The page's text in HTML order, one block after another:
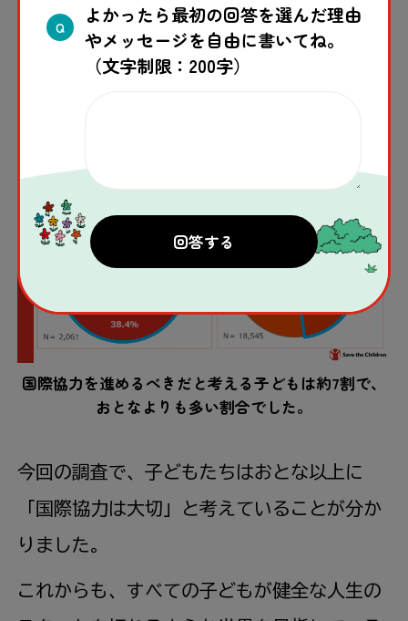
国際協力を進めるべきだと考える子どもは約7割で、
おとなよりも多い割合でした。
今回の調査で、子どもたちはおとな以上に
「国際協力は大切」と考えていることが分か
りました。
これからも、すべての子どもが健全な人生の
Q
よかったら最初の回答を選んだ理由
やメッセージを自由に書いてね。
（文字制限：200字）